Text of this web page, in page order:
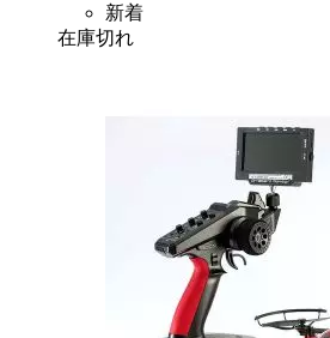
新着
在庫切れ